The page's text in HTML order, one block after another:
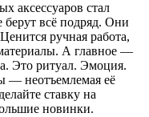
аксессуаров стал
всё подряд. Они
ручная работа,
А главное —
Это ритуал. Эмоция.
— неотъемлемая её
ставку на
новинки.